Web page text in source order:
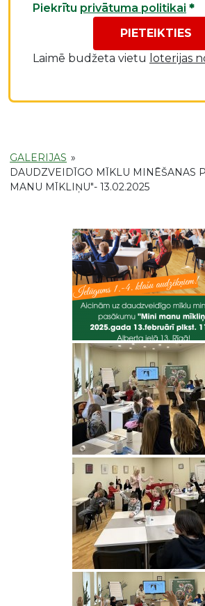
GALERIJAS »
DAUDZVEIDĪGO MĪKLU MINĒŠANAS
MANU MĪKLIŅU"- 13.02.2025
Piekrītu privātuma politikai *
PIETEIKTIES
Laimē budžeta vietu loterijas